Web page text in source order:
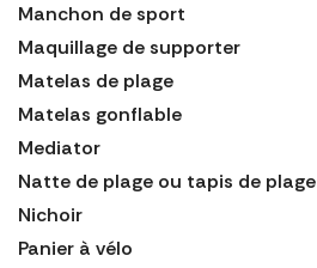
Manchon de sport
Maquillage de supporter
Matelas de plage
Matelas gonflable
Mediator
Natte de plage ou tapis de plage
Nichoir
Panier à vélo